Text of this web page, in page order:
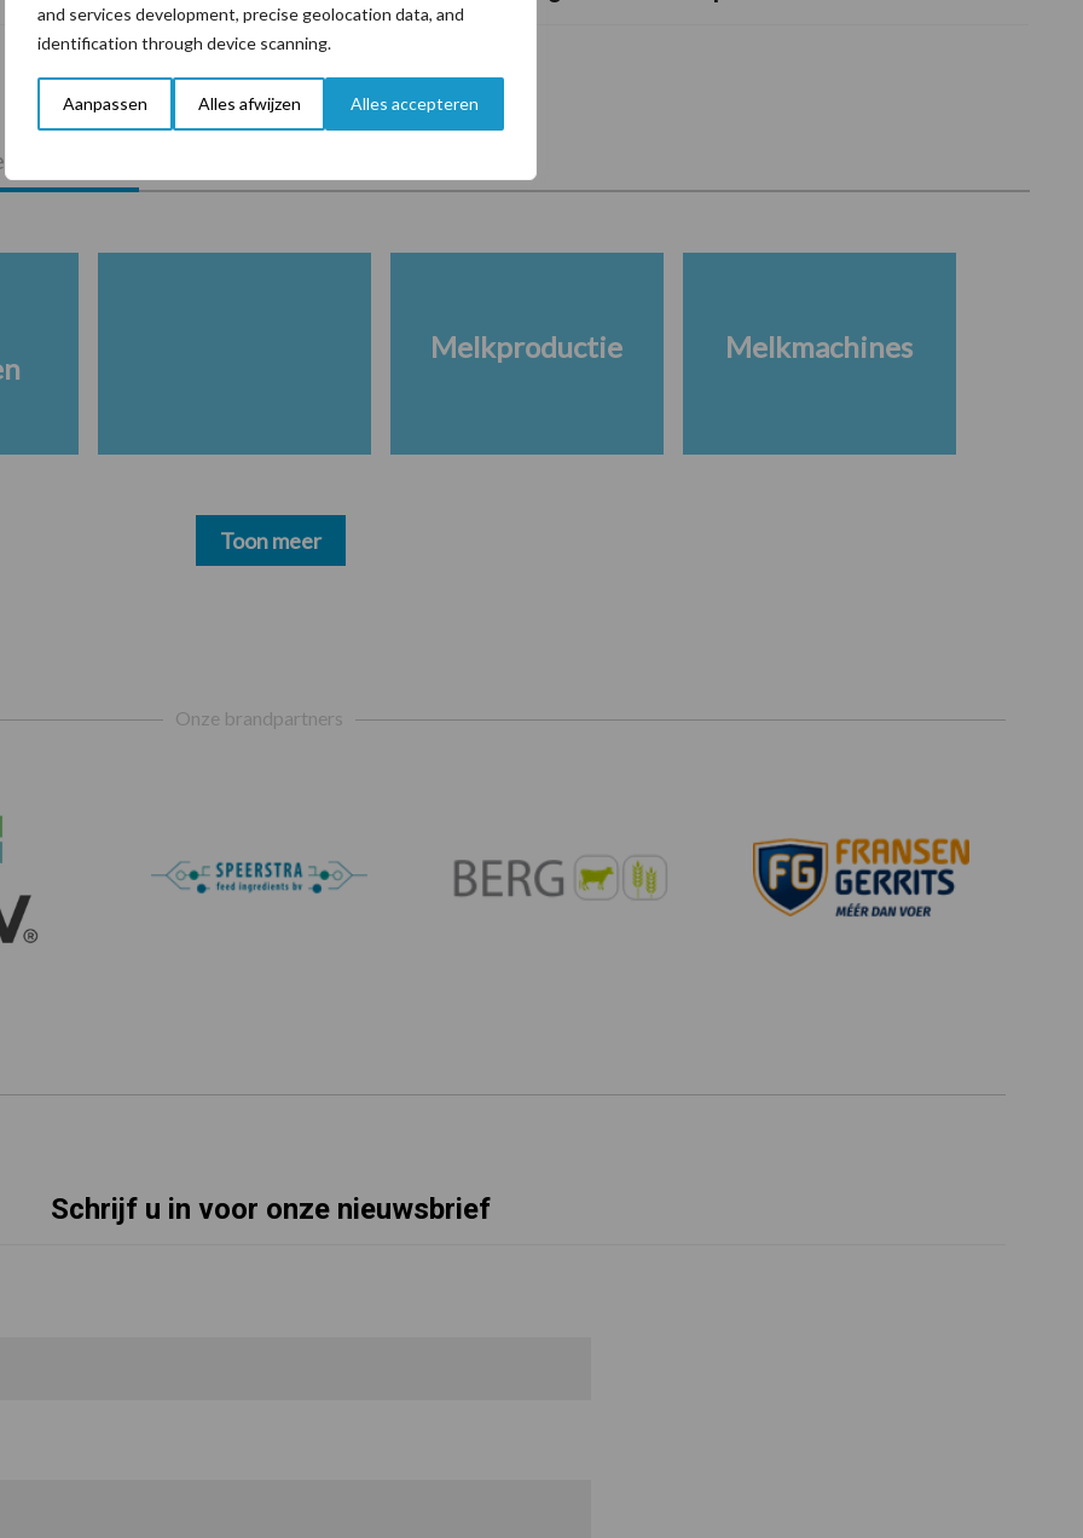
and services development, precise geolocation data, and
identification through device scanning.
Aanpassen Alles afwijzen Alles accepteren
Melkproductie Melkmachines
Toon meer
Onze brandpartners
Schrijf u in voor onze nieuwsbrief